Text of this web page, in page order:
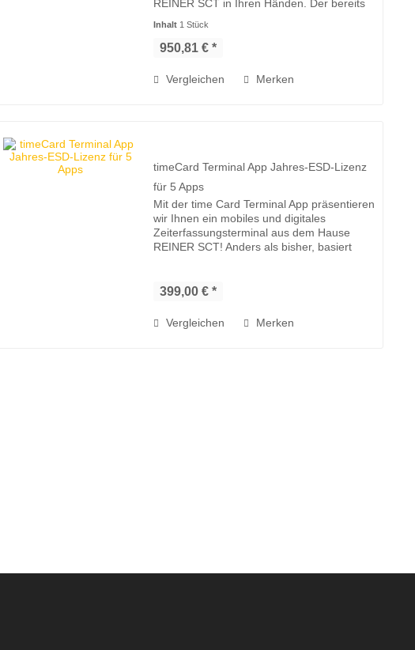
REINER SCT in Ihren Händen. Der bereits
Terminal 3 etablierte Formfaktor sowie...
Inhalt 1 Stück
950,81 € *
Vergleichen Merken
timeCard Terminal App Jahres-ESD-Lizenz
für 5 Apps
Mit der time Card Terminal App präsentieren
wir Ihnen ein mobiles und digitales
Zeiterfassungsterminal aus dem Hause
REINER SCT! Anders als bisher, basiert
399,00 € *
Vergleichen Merken